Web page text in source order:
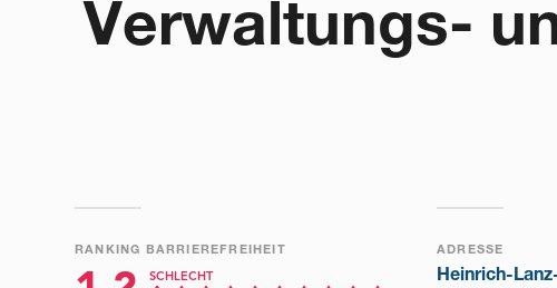
Verwaltungs-
RANKING BARRIEREFREIHEIT
SCHLECHT
ADRESSE
Heinrich-